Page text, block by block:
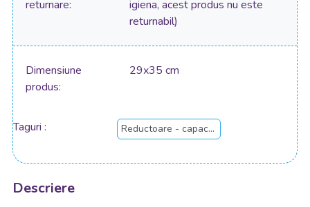
returnare
igiena, acest produs nu este
returnabil)
Dimensiune
produs
29x35 cm
Taguri Reductoare - capace WC copii
Descriere